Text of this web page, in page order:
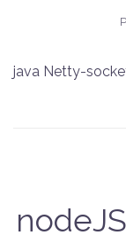
java Netty-